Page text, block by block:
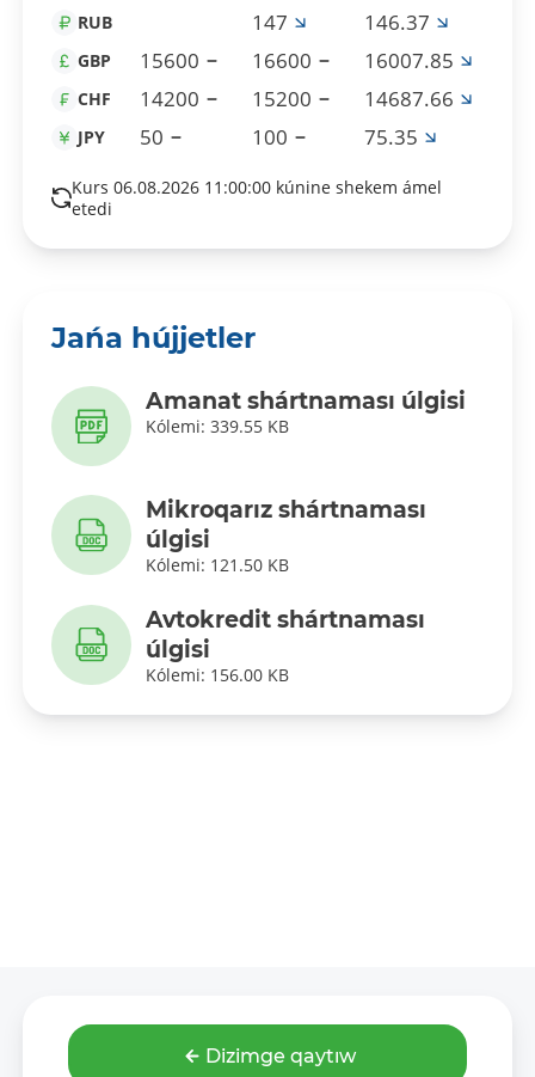
RUB 147 146.37
GBP 15600 16600 16007.85
CHF 14200 15200 14687.66
JPY 50 100 75.35
Kurs 06.08.2026 11:00:00 kúnine shekem ámel
etedi
Jańa hújjetler
Amanat shártnaması úlgisi
Kólemi: 339.55 KB
Mikroqarız shártnaması
úlgisi
Kólemi: 121.50 KB
Avtokredit shártnaması
úlgisi
Kólemi: 156.00 KB
Dizimge qaytıw